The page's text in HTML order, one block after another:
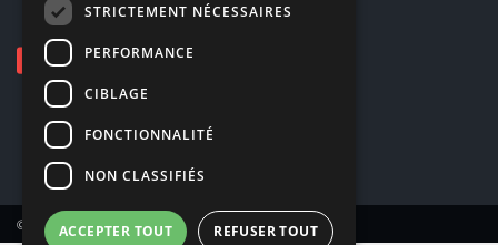
© Copyright 2026 Smartoys SA – Tous droits réservés.
STRICTEMENT NÉCESSAIRES
PERFORMANCE
CIBLAGE
FONCTIONNALITÉ
NON CLASSIFIÉS
ACCEPTER TOUT REFUSER TOUT